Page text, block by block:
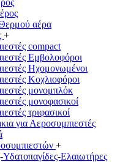
αέρα
+
compact
Εμβολοφόροι
Ηχομονωμένοι
Κοχλιοφόροι
μονομπλόκ
μονοφασικοί
τριφασικοί
για Αεροσυμπιεστές
+
Υδατοπαγίδες-Ελαιωτήρες